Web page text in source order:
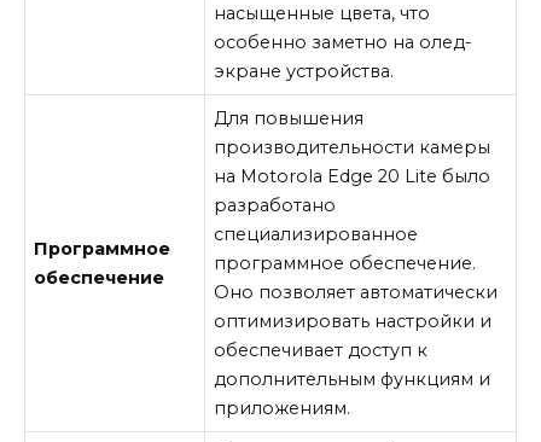
насыщенные цвета, что
особенно заметно на олед-
экране устройства.
Программное
обеспечение
Для повышения
производительности камеры
на Motorola Edge 20 Lite было
разработано
специализированное
программное обеспечение.
Оно позволяет автоматически
оптимизировать настройки и
обеспечивает доступ к
дополнительным функциям и
приложениям.